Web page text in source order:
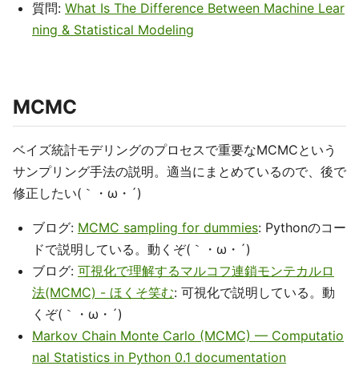
質問: What Is The Difference Between Machine Lear
ning & Statistical Modeling
MCMC
ベイズ統計モデリングのプロセスで重要なMCMCという
サンプリング手法の説明。適当にまとめているので、後で
修正したい(｀・ω・´)
ブログ: MCMC sampling for dummies: Pythonのコー
ドで説明している。動くぞ(｀・ω・´)
ブログ: 可視化で理解するマルコフ連鎖モンテカルロ
法(MCMC) - ほくそ笑む: 可視化で説明している。動
くぞ(｀・ω・´)
Markov Chain Monte Carlo (MCMC) — Computatio
nal Statistics in Python 0.1 documentation